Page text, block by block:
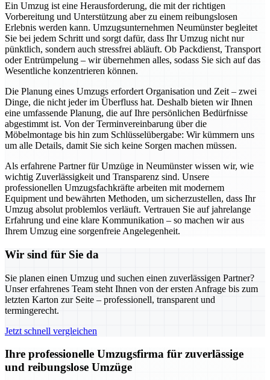
Ein Umzug ist eine Herausforderung, die mit der richtigen
Vorbereitung und Unterstützung aber zu einem reibungslosen
Erlebnis werden kann. Umzugsunternehmen Neumünster begleitet
Sie bei jedem Schritt und sorgt dafür, dass Ihr Umzug nicht nur
pünktlich, sondern auch stressfrei abläuft. Ob Packdienst, Transport
oder Entrümpelung – wir übernehmen alles, sodass Sie sich auf das
Wesentliche konzentrieren können.
Die Planung eines Umzugs erfordert Organisation und Zeit – zwei
Dinge, die nicht jeder im Überfluss hat. Deshalb bieten wir Ihnen
eine umfassende Planung, die auf Ihre persönlichen Bedürfnisse
abgestimmt ist. Von der Terminvereinbarung über die
Möbelmontage bis hin zum Schlüsselübergabe: Wir kümmern uns
um alle Details, damit Sie sich keine Sorgen machen müssen.
Als erfahrene Partner für Umzüge in Neumünster wissen wir, wie
wichtig Zuverlässigkeit und Transparenz sind. Unsere
professionellen Umzugsfachkräfte arbeiten mit modernem
Equipment und bewährten Methoden, um sicherzustellen, dass Ihr
Umzug absolut problemlos verläuft. Vertrauen Sie auf jahrelange
Erfahrung und eine klare Kommunikation – so machen wir aus
Ihrem Umzug eine sorgenfreie Angelegenheit.
Wir sind für Sie da
Sie planen einen Umzug und suchen einen zuverlässigen Partner?
Unser erfahrenes Team steht Ihnen von der ersten Anfrage bis zum
letzten Karton zur Seite – professionell, transparent und
termingerecht.
Jetzt schnell vergleichen
Ihre professionelle Umzugsfirma für zuverlässige
und reibungslose Umzüge